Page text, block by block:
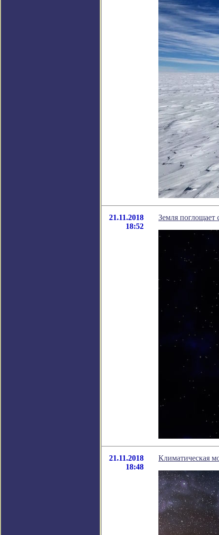
21.11.2018
18:52
Земля поглощает
21.11.2018
18:48
Климатическая